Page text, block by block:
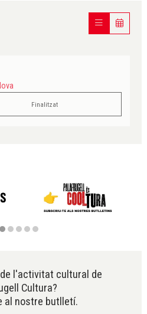
Finalitzat
l'activitat cultural de
Cultura?
al nostre butlletí.